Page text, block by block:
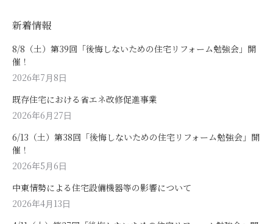
新着情報
8/8（土）第39回「後悔しないための住宅リフォーム勉強会」開
催！
2026年7月8日
既存住宅における省エネ改修促進事業
2026年6月27日
6/13（土）第38回「後悔しないための住宅リフォーム勉強会」開
催！
2026年5月6日
中東情勢による住宅設備機器等の影響について
2026年4月13日